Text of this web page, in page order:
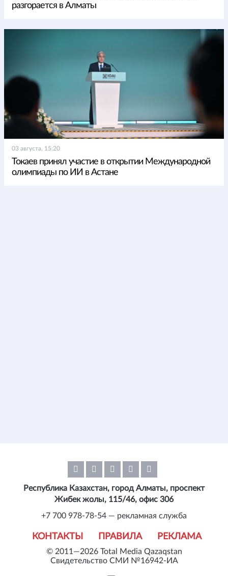
разгорается в Алматы
03 августа, 15:20
Токаев принял участие в открытии Международной
олимпиады по ИИ в Астане
© 2011—2026 Total Media Qazaqstan
Свидетельство СМИ №16942-ИА
КОНТАКТЫ ПРАВИЛА РЕКЛАМА
Республика Казахстан, город Алматы, проспект
Жибек жолы, 115/46, офис 306
+7 700 978-78-54 — рекламная служба